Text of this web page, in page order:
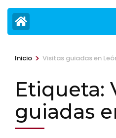
Inicio > Visitas guiadas en
Etiqueta:
guiadas